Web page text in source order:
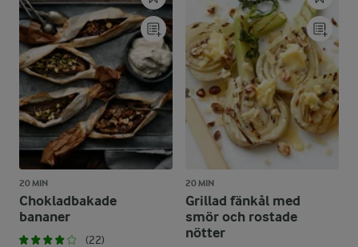
20 MIN
Chokladbakade
bananer
(22)
20 MIN
Grillad fänkål med
smör och rostade
nötter